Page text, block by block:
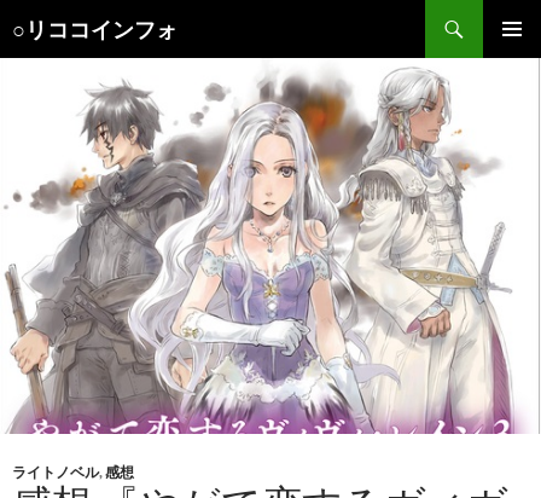
○リココインフォ
索
ス
プ
ライトノベル,感想